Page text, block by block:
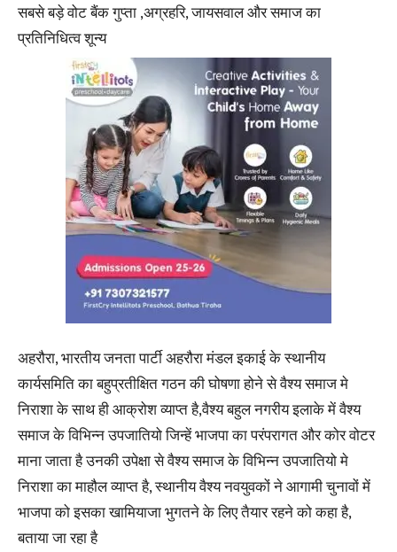
सबसे बड़े वोट बैंक गुप्ता ,अग्रहरि, जायसवाल और समाज का
प्रतिनिधित्व शून्य
अहरौरा, भारतीय जनता पार्टी अहरौरा मंडल इकाई के स्थानीय
कार्यसमिति का बहुप्रतीक्षित गठन की घोषणा होने से वैश्य समाज मे
निराशा के साथ ही आक्रोश व्याप्त है,वैश्य बहुल नगरीय इलाके में वैश्य
समाज के विभिन्न उपजातियो जिन्हें भाजपा का परंपरागत और कोर वोटर
माना जाता है उनकी उपेक्षा से वैश्य समाज के विभिन्न उपजातियो मे
निराशा का माहौल व्याप्त है, स्थानीय वैश्य नवयुवकों ने आगामी चुनावों में
भाजपा को इसका खामियाजा भुगतने के लिए तैयार रहने को कहा है,
बताया जा रहा है